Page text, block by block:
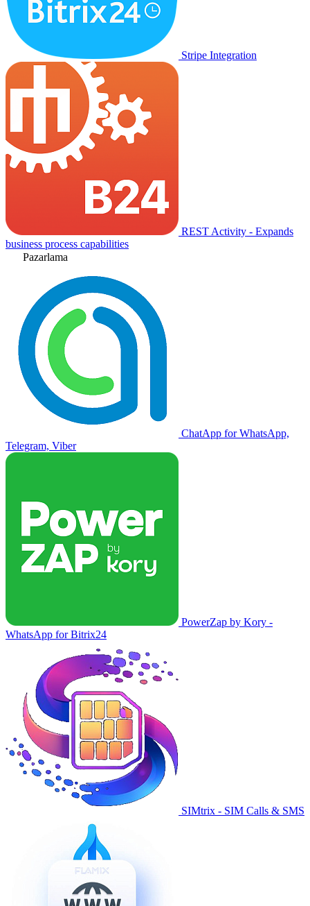
Stripe Integration
REST Activity - Expands
business process capabilities
Pazarlama
ChatApp for WhatsApp,
Telegram, Viber
PowerZap by Kory -
WhatsApp for Bitrix24
SIMtrix - SIM Calls & SMS